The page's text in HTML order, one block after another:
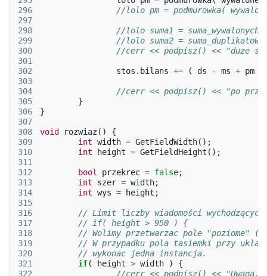
296
297
298
299
300
301
302
303
304
305
306
307
308
309
310
311
312
313
314
315
316
317
318
319
320
321
322
//lolo pm = podmurowka(
//lolo suma1 =
//lolo suma2 =
//cerr << podpisz() << "duze
stos . bilans += ( ds - ms + pm
//cerr << podpisz() << "po
}
}
void rozwiaz()
{
int width = GetFieldWidth();
int
height = GetFieldHeight ();
bool przekrec = false;
int
szer = width;
int wys = height ;
// Limit liczby wiadomości
// if( height > 950 ) {
// Wolimy przetwarzac pole "poziome"
// W przypadku pola tasiemki przy
// wykonac jedna instancja.
if( height > width )
{
//cerr << podpisz() << "Uwaga,